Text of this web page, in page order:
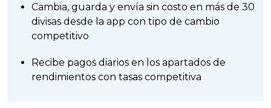
Cambia, guarda y envía sin costo en más de 30
divisas desde la app con tipo de cambio
competitivo
Recibe pagos diarios en los apartados de
rendimientos con tasas competitiva